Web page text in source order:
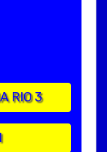
RIO 3